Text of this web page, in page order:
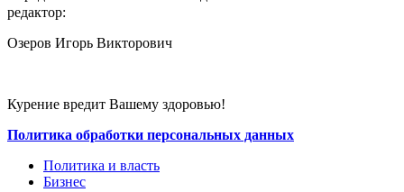
редактор:
Озеров Игорь Викторович
Курение вредит Вашему здоровью!
Политика обработки персональных данных
Политика и власть
Бизнес